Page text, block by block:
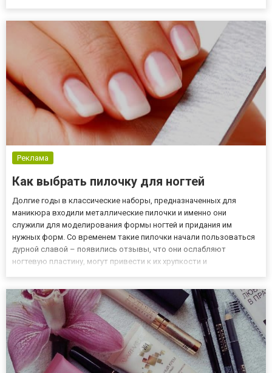
требуется...
Реклама
Как выбрать пилочку для ногтей
Долгие годы в классические наборы, предназначенных для
маникюра входили металлические пилочки и именно они
служили для моделирования формы ногтей и придания им
нужных форм. Со временем такие пилочки начали пользоваться
дурной славой – появились отзывы, что они ослабляют
ногтевую пластину, могут привести к их хрупкости и
нужно перейти по сс...